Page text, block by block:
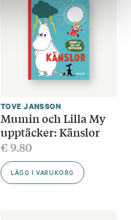
TOVE JANSSON
Mumin och Lilla My
upptäcker: Känslor
€9.80
LÄGG I VARUKORG